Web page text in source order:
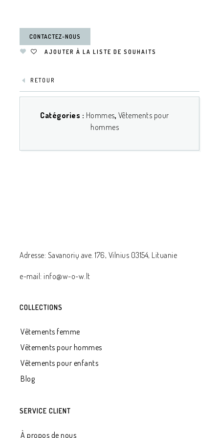
CONTACTEZ-NOUS
AJOUTER À LA LISTE DE SOUHAITS
RETOUR
Catégories : Hommes, Vêtements pour
hommes
Adresse: Savanorių ave. 176, Vilnius 03154, Lituanie
e-mail: info@w-o-w.lt
COLLECTIONS
Vêtements femme
Vêtements pour hommes
Vêtements pour enfants
Blog
SERVICE CLIENT
À propos de nous